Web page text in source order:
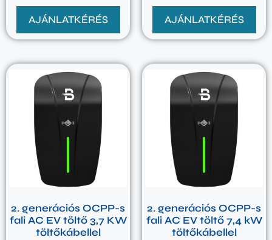
AJÁNLATKÉRÉS AJÁNLATKÉRÉS
2. generációs OCPP-s
fali AC EV töltő 3,7 KW
töltőkábellel
2. generációs OCPP-s
fali AC EV töltő 7,4 kW
töltőkábellel